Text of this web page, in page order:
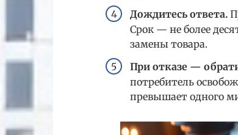
Дождитесь ответа.
Срок — не более
замены товара.
При отказе —
потребитель
превышает одного